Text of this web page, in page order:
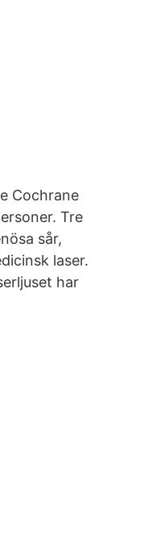
Cochrane
Tre
sår,
laser.
har